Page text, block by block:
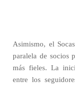
Asimismo, el
paralela de socios
más fieles. La
entre los